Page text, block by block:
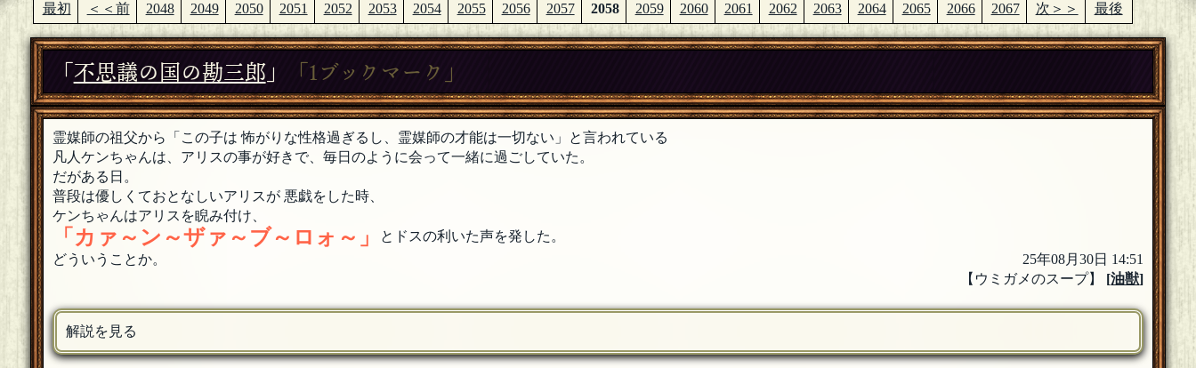
最初 ＜＜前 2048 2049 2050 2051 2052 2053 2054 2055 2056 2057 2058 2059 2060 2061 2062 2063 2064 2065 2066 2067 次＞＞ 最後
「不思議の国の勘三郎」 「1ブックマーク」
霊媒師の祖父から「この子は 怖がりな性格過ぎるし、霊媒師の才能は一切ない」と言われている
凡人ケンちゃんは、アリスの事が好きで、毎日のように会って一緒に過ごしていた。
だがある日。
普段は優しくておとなしいアリスが 悪戯をした時、
ケンちゃんはアリスを睨み付け、
「カァ～ン～ザァ～ブ～ロォ～」
とドスの利いた声を発した。
どういうことか。
25年08月30日 14:51
【ウミガメのスープ】
[油獣]
解説を見る